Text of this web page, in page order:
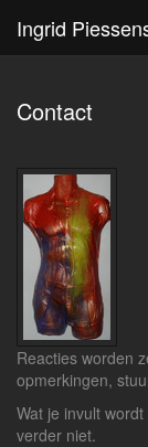
Ingrid
Contact
Reacties worden
opmerkingen,
Wat je invult
verder niet.